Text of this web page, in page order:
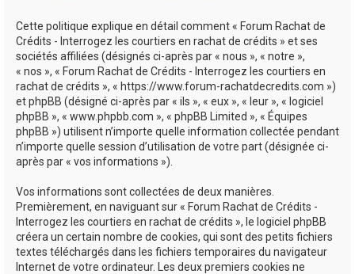
Cette politique explique en détail comment « Forum Rachat de
Crédits - Interrogez les courtiers en rachat de crédits » et ses
sociétés affiliées (désignés ci-après par « nous », « notre »,
« nos », « Forum Rachat de Crédits - Interrogez les courtiers en
rachat de crédits », « https://www.forum-rachatdecredits.com »)
et phpBB (désigné ci-après par « ils », « eux », « leur », « logiciel
phpBB », « www.phpbb.com », « phpBB Limited », « Équipes
phpBB ») utilisent n’importe quelle information collectée pendant
n’importe quelle session d’utilisation de votre part (désignée ci-
après par « vos informations »).
Vos informations sont collectées de deux manières.
Premièrement, en naviguant sur « Forum Rachat de Crédits -
Interrogez les courtiers en rachat de crédits », le logiciel phpBB
créera un certain nombre de cookies, qui sont des petits fichiers
textes téléchargés dans les fichiers temporaires du navigateur
Internet de votre ordinateur. Les deux premiers cookies ne